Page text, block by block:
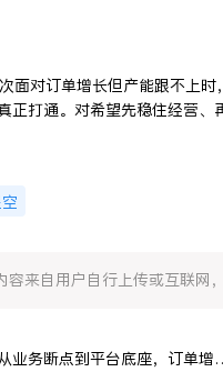
面对订单增长但产能跟不上
正打通。对希望先稳住经营
容来自用户自行上传或互联
从业务断点到平台底座，